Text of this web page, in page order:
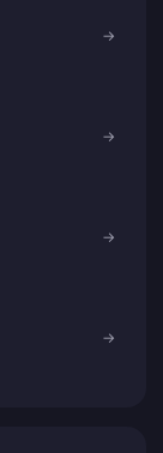
→
→
→
→